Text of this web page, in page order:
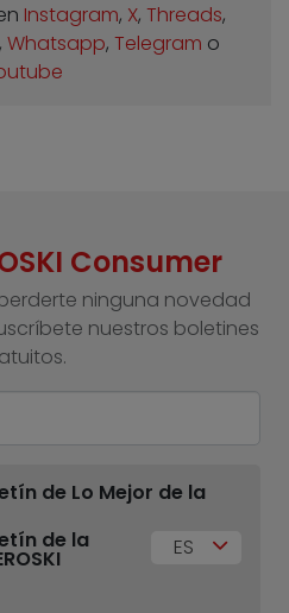
Instagram, X, Threads,
, Whatsapp, Telegram o
Consumer
ninguna novedad
nuestros boletines
de Lo Mejor de la
de la
ES